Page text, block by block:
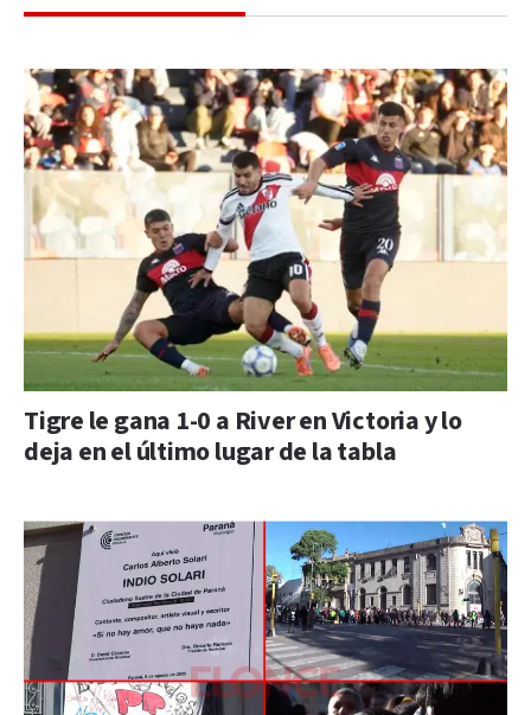
Tigre le gana 1-0 a River en Victoria y lo
deja en el último lugar de la tabla